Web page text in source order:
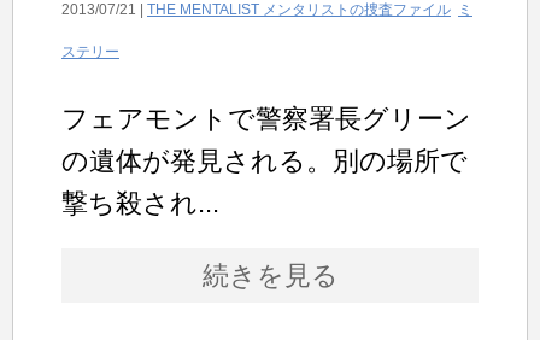
2013/07/21 | THE MENTALIST メンタリストの捜査ファイル ミ
ステリー
フェアモントで警察署長グリーン
の遺体が発見される。別の場所で
撃ち殺され...
続きを見る